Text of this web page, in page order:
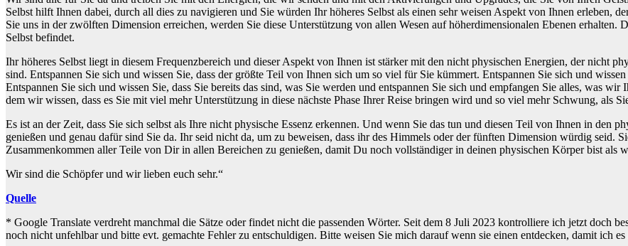
Selbst hilft Ihnen dabei, durch all dies zu navigieren und Sie würden Ihr höheres Selbst als einen sehr weisen Aspekt von Ihnen erleben,
Sie uns in der zwölften Dimension erreichen, werden Sie diese Unterstützung von allen Wesen auf höherdimensionalen Ebenen
Selbst befindet.
Ihr höheres Selbst liegt in diesem Frequenzbereich und dieser Aspekt von Ihnen ist stärker mit den nicht physischen Energien, der nicht
sind. Entspannen Sie sich und wissen Sie, dass der größte Teil von Ihnen sich um so viel für Sie kümmert. Entspannen Sie sich und
Entspannen Sie sich und wissen Sie, dass Sie bereits das sind, was Sie werden und entspannen Sie sich und empfangen Sie alles, was
dem wir wissen, dass es Sie mit viel mehr Unterstützung in diese nächste Phase Ihrer Reise bringen wird und so viel mehr Schwung, als
Es ist an der Zeit, dass Sie sich selbst als Ihre nicht physische Essenz erkennen. Und wenn Sie das tun und diesen Teil von Ihnen in den
genießen und genau dafür sind Sie da. Ihr seid nicht da, um zu beweisen, dass ihr des Himmels oder der fünften Dimension würdig seid.
Zusammenkommen aller Teile von Dir in allen Bereichen zu genießen, damit Du noch vollständiger in deinen physischen Körper bist als
Wir sind die Schöpfer und wir lieben euch sehr.“
Quelle
* Google Translate verdreht manchmal die Sätze oder findet nicht die passenden Wörter. Seit dem 8 Juli 2023 kontrolliere ich jetzt doch
noch nicht unfehlbar und bitte evt. gemachte Fehler zu entschuldigen. Bitte weisen Sie mich darauf wenn sie einen entdecken, damit ich